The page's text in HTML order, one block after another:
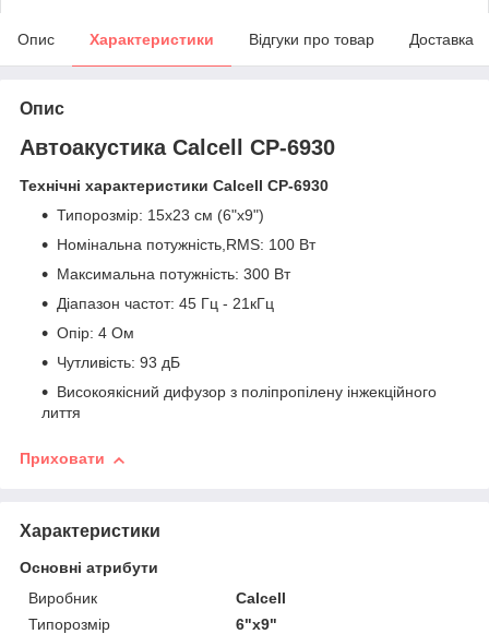
Опис Характеристики Відгуки про товар Доставка
Опис
Автоакустика Calcell CP-6930
Технічні характеристики Calcell CP-6930
Типорозмір: 15х23 см (6"х9")
Номінальна потужність,RMS: 100 Вт
Максимальна потужність: 300 Вт
Діапазон частот: 45 Гц - 21кГц
Опір: 4 Ом
Чутливість: 93 дБ
Високоякісний дифузор з поліпропілену інжекційного
лиття
Приховати
Характеристики
Основні атрибути
Виробник
Calcell
Типорозмір
6"х9"